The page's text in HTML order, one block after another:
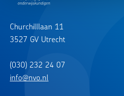
Churchilllaan 11
3527 GV Utrecht
(030) 232 24 07
info@nvo.nl